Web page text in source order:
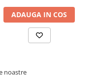
ADAUGA IN COS
noastre